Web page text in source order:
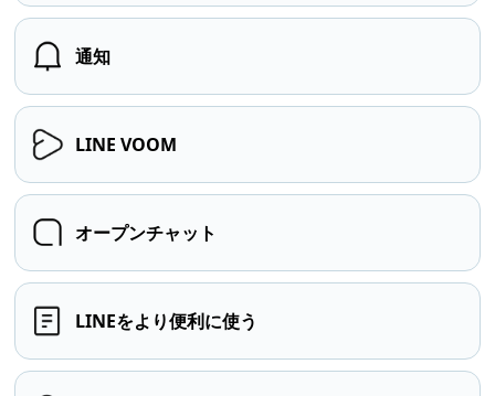
通知
LINE VOOM
オープンチャット
LINEをより便利に使う